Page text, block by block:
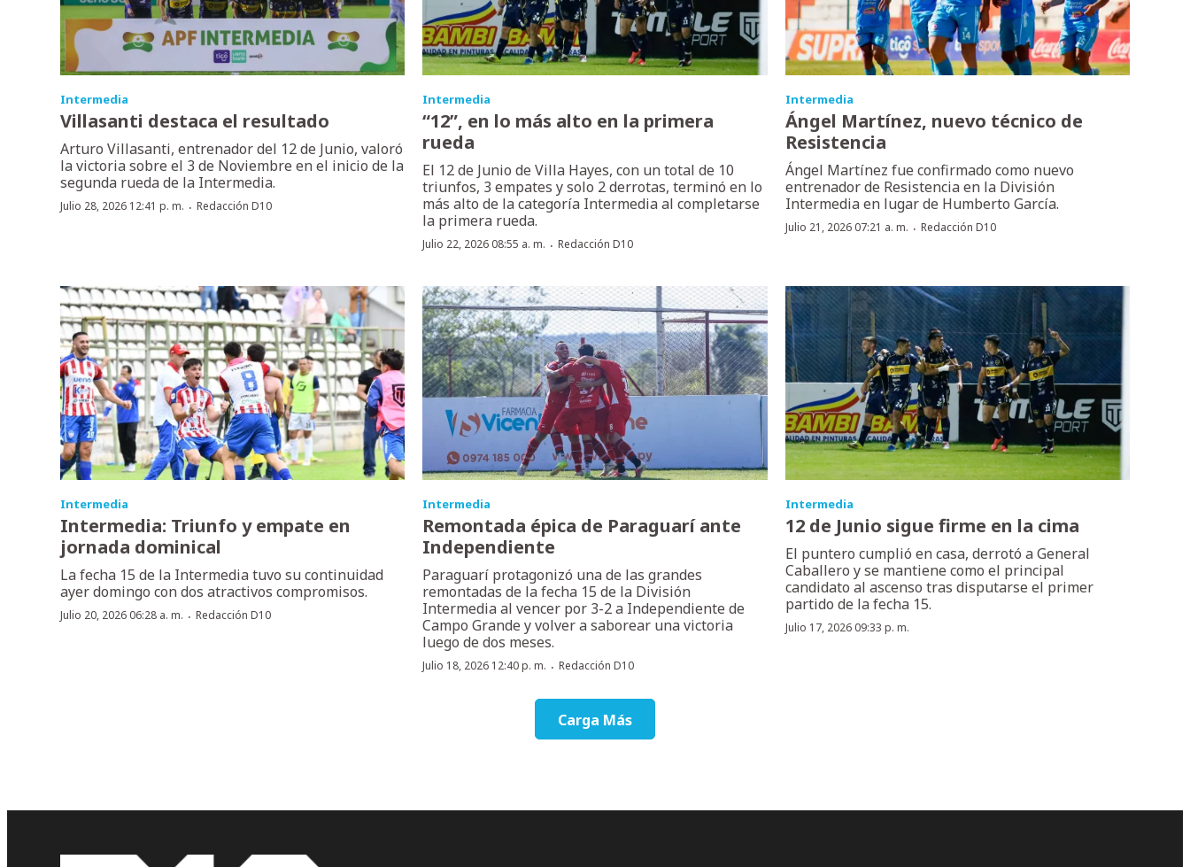
Intermedia
Villasanti destaca el resultado
Arturo Villasanti, entrenador del 12 de Junio, valoró
la victoria sobre el 3 de Noviembre en el inicio de la
segunda rueda de la Intermedia.
Julio 28, 2026 12:41 p. m. · Redacción D10
Intermedia
“12”, en lo más alto en la primera
rueda
El 12 de Junio de Villa Hayes, con un total de 10
triunfos, 3 empates y solo 2 derrotas, terminó en lo
más alto de la categoría Intermedia al completarse
la primera rueda.
Julio 22, 2026 08:55 a. m. ·Redacción D10
Intermedia
Ángel Martínez, nuevo técnico de
Resistencia
Ángel Martínez fue confirmado como nuevo
entrenador de Resistencia en la División
Intermedia en lugar de Humberto García.
Julio 21, 2026 07:21 a. m. · Redacción D10
Intermedia
Intermedia: Triunfo y empate en
jornada dominical
La fecha 15 de la Intermedia tuvo su continuidad
ayer domingo con dos atractivos compromisos.
Julio 20, 2026 06:28 a. m. · Redacción D10
Intermedia
Remontada épica de Paraguarí ante
Independiente
Paraguarí protagonizó una de las grandes
remontadas de la fecha 15 de la División
Intermedia al vencer por 3-2 a Independiente de
Campo Grande y volver a saborear una victoria
luego de dos meses.
Julio 18, 2026 12:40 p. m. ·Redacción D10
Intermedia
12 de Junio sigue firme en la cima
El puntero cumplió en casa, derrotó a General
Caballero y se mantiene como el principal
candidato al ascenso tras disputarse el primer
partido de la fecha 15.
Julio 17, 2026 09:33 p. m.
Carga Más